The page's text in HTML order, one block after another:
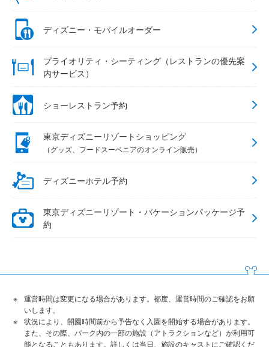
ディズニー・モバイルオーダー
プライオリティ・シーティング（レストランの優先案
内サービス）
ショーレストラン予約
東京ディズニーリゾートショッピング
（グッズ、フードスーベニアのオンライン販売）
ディズニーホテル予約
東京ディズニーリゾート・バケーションパッケージ予
約
運営時間は変更になる場合があります。都度、運営時間のご確認をお願
いします。
状況により、開園時間前から予告なく入園を開始する場合があります。
また、その際、パーク内の一部の施設（アトラクションなど）が利用可
能となることもあります。詳しくは当日、施設のキャストにご確認くだ